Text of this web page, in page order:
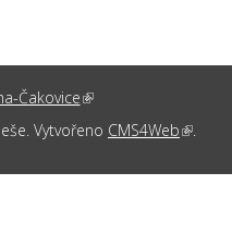
Čakovice(link is external)
Vytvořeno CMS4Web (link is
.